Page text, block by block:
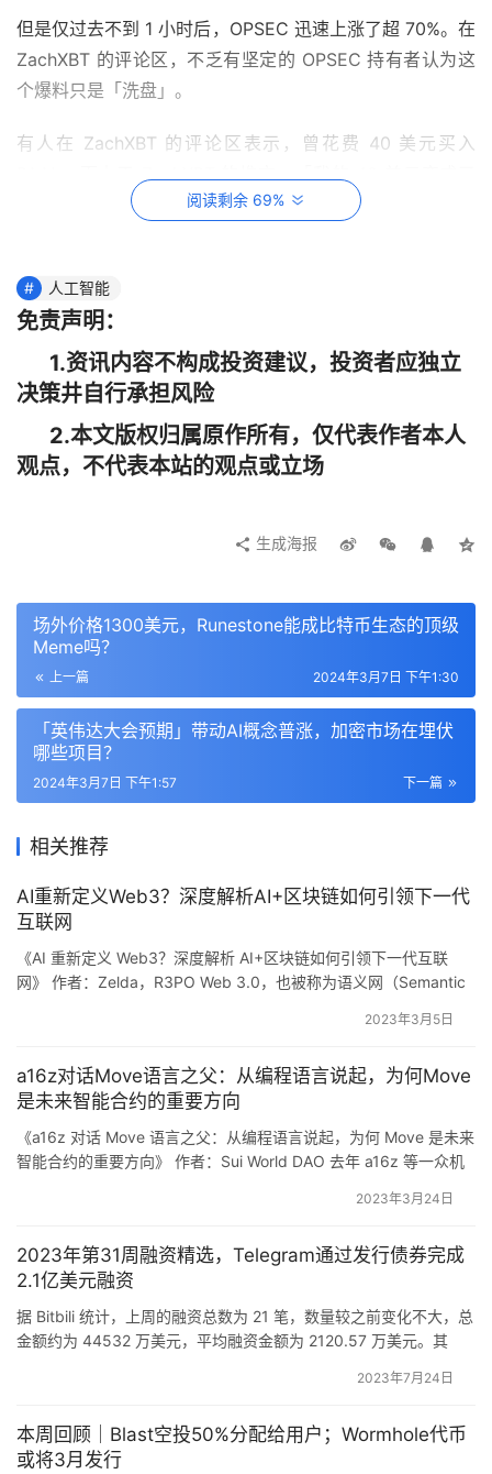
但是仅过去不到 1 小时后，OPSEC 迅速上涨了超 70%。在
ZachXBT 的评论区，不乏有坚定的 OPSEC 持有者认为这
个爆料只是「洗盘」。
有人在 ZachXBT 的评论区表示，曾花费 40 美元买入
PAAL，而由于 ZachXBT 的推文，「我的 40 美元变成了
10 美元，但这 10 美元现在是 800 美元，哈哈」。
和 PetaByte 参与了涉及 AI 项目 PAAL AI 代币的拉高暴跌
计划，使 PAAL AI 代币的价格从 0.0451 美元飙升至 0.017
美元。ZachXBT 给出的证据十分详实，涵盖交易者对话、
推特发文时间线和链上交易跟踪，在那之后的一个月里，
但随着 AI 板块渐起，PAAL 逐渐吸引了更多投资者，其近
数小时后团队直面回应
回到 OpSec 上来。时隔数小时后，OpSec 官方团队发表
了三条长文推特对视频问题作出了解释。
OpSec 表示，受争议的推文视频素材确实来自于其早期阶
一些小型供应商和数据中心有过合作关系。但目前 OpSec
已经「可以进行企业级交易」。
除了解释，由于社区的 FUD 负面情绪已经影响到了
OPSEC 的价格，OpSec 表示将提前开启$OPSEC 第二阶
提供商交流并建立合作以消除社区内的误解。「我们没有什
么可隐瞒的。」
在推文评论区中，有人建议团队官方录制当前数据中心的视
频，以 OpSec 当前正在运行者实际业务。OpSec 很快给
出了视频回应，并对自己的业务做出了更详细的解释。「由
于我们刚刚起步并且规模仍然很小，因此我们必须测试多个
找到项目的最佳选择：价格、安全级别和可扩展性。」
阅读剩余 69%
人工智能
免责声明：
1.资讯内容不构成投资建议，投资者应独立
决策井自行承担风险
2.本文版权归属原作所有，仅代表作者本人
观点，不代表本站的观点或立场
生成海报
场外价格1300美元，Runestone能成比特币生态的顶级
Meme吗？
上一篇 2024年3月7日 下午1:30
「英伟达大会预期」带动AI概念普涨，加密市场在埋伏
哪些项目？
下一篇
2024年3月7日 下午1:57
相关推荐
AI重新定义Web3？深度解析AI+区块链如何引领下一代
互联网
《AI 重新定义 Web3？深度解析 AI+区块链如何引领下一代互联
网》 作者：Zelda，R3PO Web 3.0，也被称为语义网（Semantic
立分散的基础设施，在分布式区块链和云网络上运行，消除对中央
认为是 Web3 的基础…
2023年3月5日
a16z对话Move语言之父：从编程语言说起，为何Move
是未来智能合约的重要方向
《a16z 对话 Move 语言之父：从编程语言说起，为何 Move 是未来
智能合约的重要方向》 作者：Sui World DAO 去年 a16z 等一众机
废墟上大热归来；与此同时，从 Sui Move 出现那一刻起，不看好的
2023年3月24日
2023年第31周融资精选，Telegram通过发行债券完成
2.1亿美元融资
据 Bitbili 统计，上周的融资总数为 21 笔，数量较之前变化不大，总
金额约为 44532 万美元，平均融资金额为 2120.57 万美元。其
相对较多，NFT/数字时尚增多，数字资管/支付和其他较少。下图为
2023年7月24日
本周回顾｜Blast空投50%分配给用户；Wormhole代币
或将3月发行